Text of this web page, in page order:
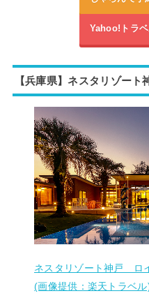
Yahoo!トラ
【兵庫県】ネスタリゾート
ネスタリゾート神戸 ロ
(画像提供：楽天トラベル